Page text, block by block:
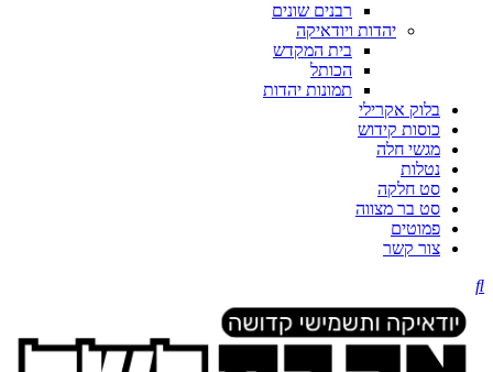
רבנים שונים
יהדות ויודאיקה
בית המקדש
הכותל
תמונות יהדות
בלוק אקרילי
כוסות קידוש
מגשי חלה
נטלות
סט חלקה
סט בר מצווה
פמוטים
צור קשר